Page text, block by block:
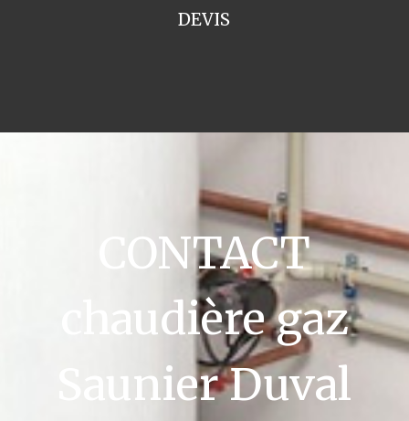
DEVIS
CONTACT
chaudière gaz
Saunier Duval